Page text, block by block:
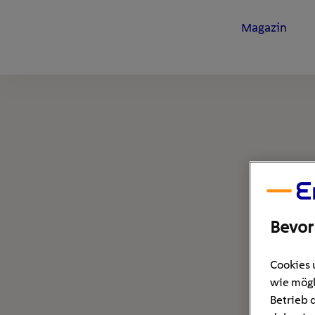
Magazin
Cookies
wie
Betrieb